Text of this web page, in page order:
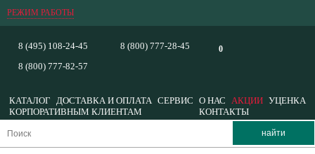
РЕЖИМ РАБОТЫ
0
8 (495) 108-24-45
8 (800) 777-82-57
8 (800) 777-28-45
КАТАЛОГ ДОСТАВКА И ОПЛАТА СЕРВИС О НАС АКЦИИ УЦЕНКА
КОРПОРАТИВНЫМ КЛИЕНТАМ
КОНТАКТЫ